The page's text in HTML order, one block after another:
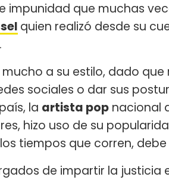
impunidad que muchas
quien realizó desde su
mucho a su estilo, dado
sociales o dar sus
la artista pop nacional
hizo uso de su
tiempos que corren,
de impartir la justicia